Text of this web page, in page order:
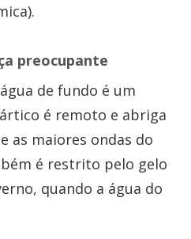
preocupante
de fundo é um
é remoto e abriga
as maiores ondas do
é restrito pelo gelo
quando a água do